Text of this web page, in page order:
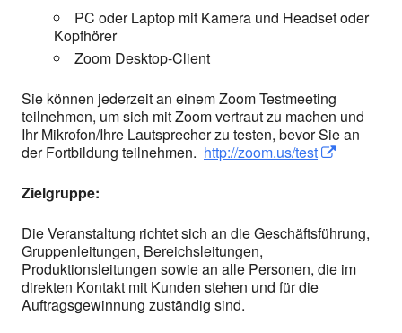
PC oder Laptop mit Kamera und Headset oder
Kopfhörer
Zoom Desktop-Client
Sie können jederzeit an einem Zoom Testmeeting
teilnehmen, um sich mit Zoom vertraut zu machen und
Ihr Mikrofon/Ihre Lautsprecher zu testen, bevor Sie an
der Fortbildung teilnehmen. http://zoom.us/testIn neuem
Zielgruppe:
Die Veranstaltung richtet sich an die Geschäftsführung,
Gruppenleitungen, Bereichsleitungen,
Produktionsleitungen sowie an alle Personen, die im
direkten Kontakt mit Kunden stehen und für die
Auftragsgewinnung zuständig sind.